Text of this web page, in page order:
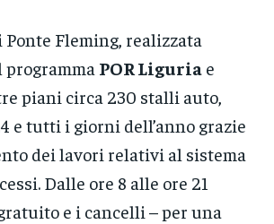
Fleming, realizzata
programma POR Liguria e
piani circa 230 stalli auto,
e tutti i giorni dell’anno grazie
dei lavori relativi al sistema
Dalle ore 8 alle ore 21
e i cancelli – per una